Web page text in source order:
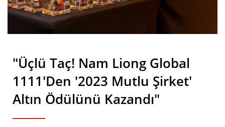
"Üçlü Taç! Nam Liong Global
1111'den '2023 Mutlu Şirket'
Altın Ödülünü Kazandı"